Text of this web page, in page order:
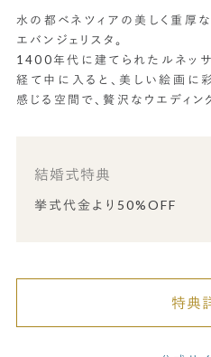
水の都ベネツィアの美しく重厚な
エバンジェリスタ。
1400年代に建てられたルネッ
経て中に入ると、美しい絵画に
感じる空間で、贅沢なウエディン
結婚式特典
挙式代金より50%OFF
特典